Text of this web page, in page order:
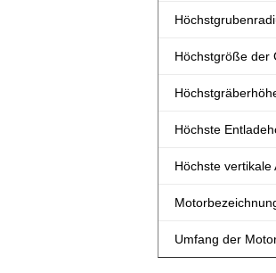
Höchstgröße der
Höchste
Höchste
Umfang der